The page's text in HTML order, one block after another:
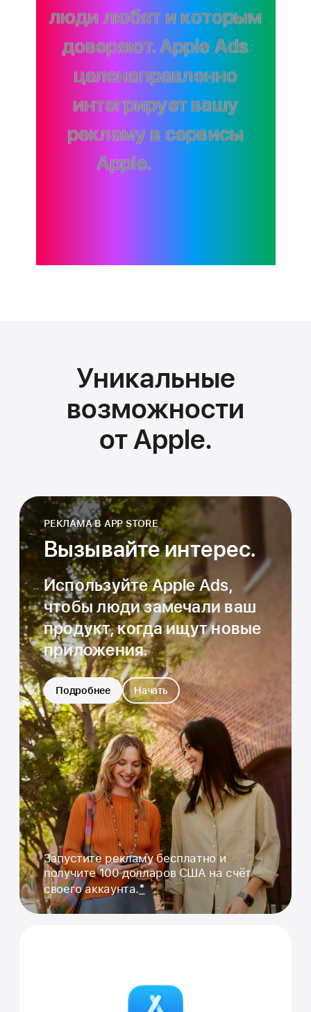
люди любят и которым
доверяют.Apple Ads
целенаправленно
интегрирует вашу
рекламу в сервисы
Apple.
Уникальные
возможности
от Apple.
РЕКЛАМА В APP STORE
Вызывайте интерес.
Используйте Apple Ads,
чтобылюди замечали ваш
продукт,когда ищут новые
приложения.
Подробнее Начать
Запустите рекламу бесплатно и
получите 100 долларов США на счёт
своего аккаунта.*